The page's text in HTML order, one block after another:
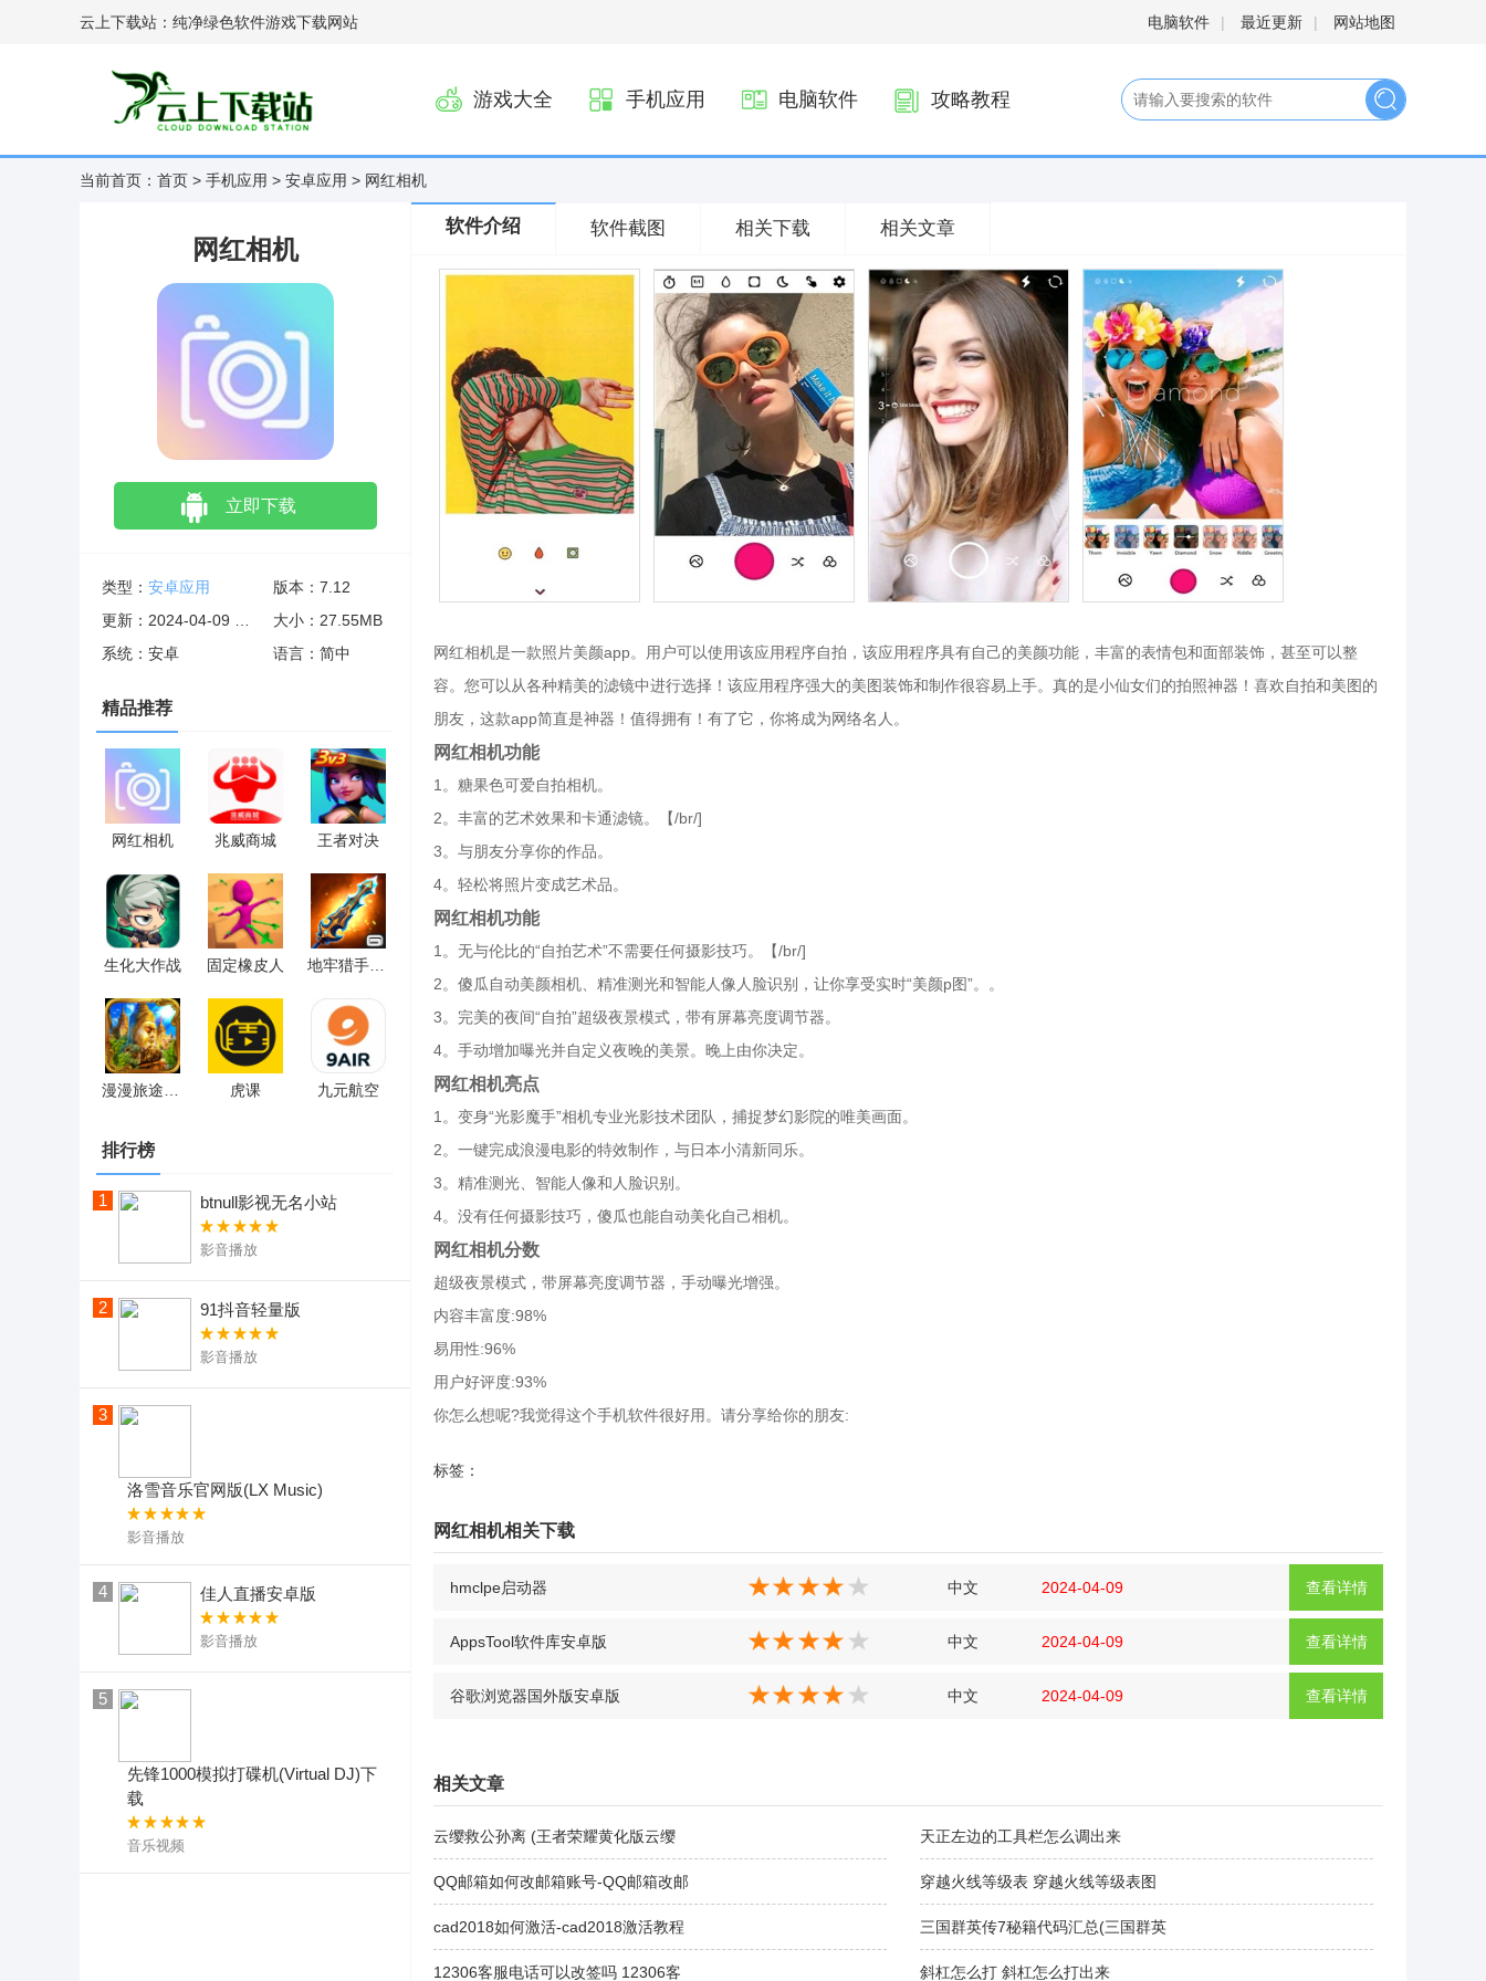
云上下载站：纯净绿色软件游戏下载网站 电脑软件 | 最近更新 | 网站地图
游戏大全 手机应用 电脑软件 攻略教程
当前首页： 首页 > 手机应用 > 安卓应用 > 网红相机
网红相机
立即下载
类型： 安卓应用
版本：7.12
大小：27.55MB
系统：安卓
语言：简中
精品推荐
网红相机 兆威商城 王者对决
生化大作战 固定橡皮人
虎课 九元航空
排行榜
1 btnull影视无名小站
影音播放
2 91抖音轻量版
影音播放
3
洛雪音乐官网版(LX Music)
影音播放
4 佳人直播安卓版
影音播放
5
先锋1000模拟打碟机(Virtual DJ)下
载
音乐视频
软件介绍 软件截图 相关下载 相关文章
网红相机是一款照片美颜app。用户可以使用该应用程序自拍，该应用程序具有自己的美颜功能，丰富的表情包和面部装饰，甚至可以整
容。您可以从各种精美的滤镜中进行选择！该应用程序强大的美图装饰和制作很容易上手。真的是小仙女们的拍照神器！喜欢自拍和美图的
朋友，这款app简直是神器！值得拥有！有了它，你将成为网络名人。
网红相机功能
1。糖果色可爱自拍相机。
2。丰富的艺术效果和卡通滤镜。【/br/]
3。与朋友分享你的作品。
4。轻松将照片变成艺术品。
网红相机功能
1。无与伦比的“自拍艺术”不需要任何摄影技巧。【/br/]
2。傻瓜自动美颜相机、精准测光和智能人像人脸识别，让你享受实时“美颜p图”。。
3。完美的夜间“自拍”超级夜景模式，带有屏幕亮度调节器。
4。手动增加曝光并自定义夜晚的美景。晚上由你决定。
网红相机亮点
1。变身“光影魔手”相机专业光影技术团队，捕捉梦幻影院的唯美画面。
2。一键完成浪漫电影的特效制作，与日本小清新同乐。
3。精准测光、智能人像和人脸识别。
4。没有任何摄影技巧，傻瓜也能自动美化自己相机。
网红相机分数
超级夜景模式，带屏幕亮度调节器，手动曝光增强。
内容丰富度:98%
易用性:96%
用户好评度:93%
你怎么想呢?我觉得这个手机软件很好用。请分享给你的朋友:
标签：
网红相机相关下载
查看详情
hmclpe启动器 中文 2024-04-09
查看详情
AppsTool软件库安卓版 中文 2024-04-09
查看详情
谷歌浏览器国外版安卓版 中文 2024-04-09
相关文章
云缨救公孙离 (王者荣耀黄化版云缨 天正左边的工具栏怎么调出来
QQ邮箱如何改邮箱账号-QQ邮箱改邮 穿越火线等级表 穿越火线等级表图
cad2018如何激活-cad2018激活教程 三国群英传7秘籍代码汇总(三国群英
12306客服电话可以改签吗 12306客 斜杠怎么打 斜杠怎么打出来